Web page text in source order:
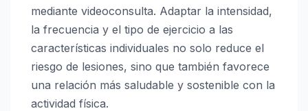
mediante videoconsulta. Adaptar la intensidad,
la frecuencia y el tipo de ejercicio a las
características individuales no solo reduce el
riesgo de lesiones, sino que también favorece
una relación más saludable y sostenible con la
actividad física.